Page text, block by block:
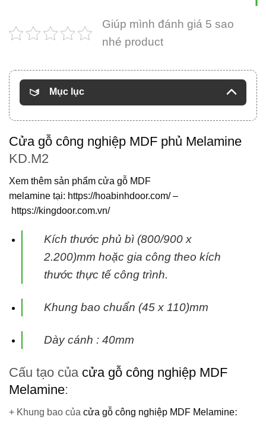
Giúp mình đánh giá 5 sao
nhé product
Mục lục
Cửa gỗ công nghiệp MDF phủ Melamine
KD.M2
Xem thêm sản phẩm cửa gỗ MDF
melamine tại: https://hoabinhdoor.com/–
https://kingdoor.com.vn/
Kích thước phủ bì (800/900 x
2.200)mm hoặc gia công theo kích
thước thực tế công trình.
Khung bao chuẩn (45 x 110)mm
Dày cánh : 40mm
Cấu tạo của cửa gỗ công nghiệp MDF
Melamine:
+ Khung bao của cửa gỗ công nghiệp MDF Melamine: